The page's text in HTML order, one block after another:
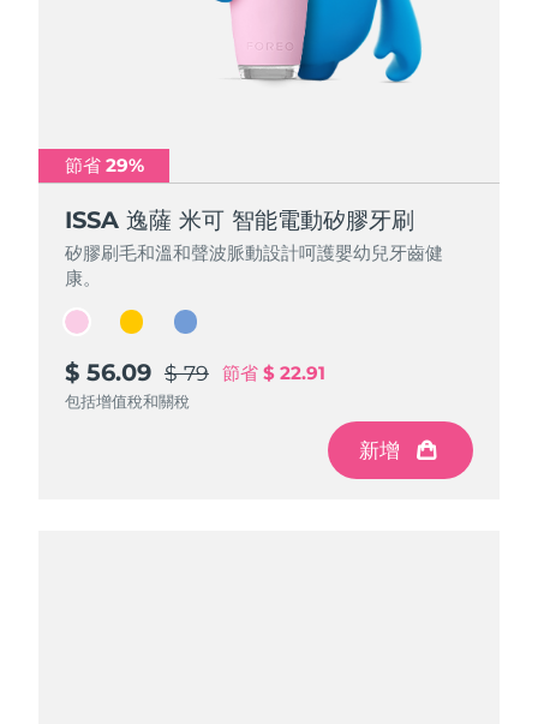
節省 29%
ISSA 逸薩 米可 智能電動矽膠牙刷
矽膠刷毛和溫和聲波脈動設計呵護嬰幼兒牙齒健
康。
$ 56.09 $ 79 節省 $ 22.91
包括增值稅和關稅
新增
節省 29%
ISSA 逸薩 米可 智能電動矽膠牙刷
矽膠刷毛和溫和聲波脈動設計呵護嬰幼兒牙齒健
康。
$ 56.09 $ 79 節省 $ 22.91
包括增值稅和關稅
新增
節省 29%
ISSA 逸薩 米可 智能電動矽膠牙刷
矽膠刷毛和溫和聲波脈動設計呵護嬰幼兒牙齒健
康。
$ 56.09 $ 79 節省 $ 22.91
包括增值稅和關稅
新增